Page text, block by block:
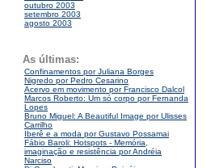
outubro 2003
setembro 2003
agosto 2003
As últimas:
Confinamentos por Juliana Borges
Nigredo por Pedro Cesarino
Acervo em movimento por Francisco Dalcol
Marcos Roberto: Um só corpo por Fernanda
Lopes
Bruno Miguel: A Beautiful Image por Ulisses
Carrilho
Iberê e a moda por Gustavo Possamai
Fábio Baroli: Hotspots - Memória,
imaginação e resistência por Andréia
Narciso